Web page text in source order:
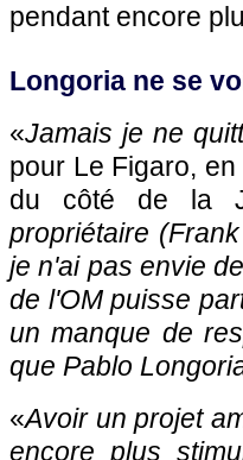
pendant encore
Longoria ne se
«Jamais je ne
pour Le Figaro,
du côté de la
propriétaire
je n'ai pas envie
de l'OM puisse
un manque de
que Pablo
«Avoir un projet
encore plus